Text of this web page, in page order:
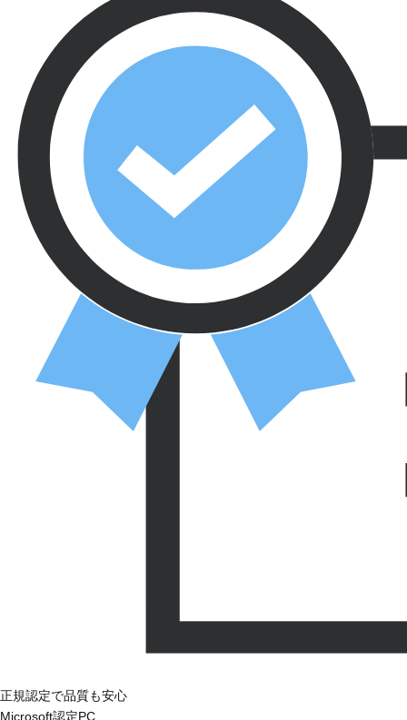
正規認定で品質も安心
Microsoft認定PC